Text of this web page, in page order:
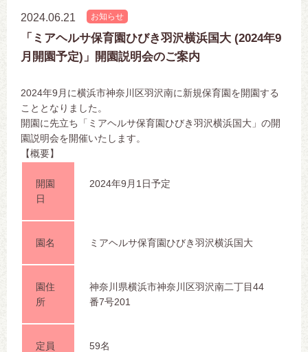
2024.06.21 お知らせ
「ミアヘルサ保育園ひびき羽沢横浜国大 (2024年9
月開園予定)」開園説明会のご案内
2024年9月に横浜市神奈川区羽沢南に新規保育園を開園する
こととなりました。
開園に先立ち「ミアヘルサ保育園ひびき羽沢横浜国大」の開
園説明会を開催いたします。
【概要】
開園
日
2024年9月1日予定
園名 ミアヘルサ保育園ひびき羽沢横浜国大
園住
所
神奈川県横浜市神奈川区羽沢南二丁目44
番7号201
定員
59名